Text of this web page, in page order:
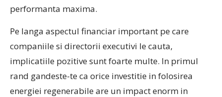
performanta maxima.
Pe langa aspectul financiar important pe care
companiile si directorii executivi le cauta,
implicatiile pozitive sunt foarte multe. In primul
rand gandeste-te ca orice investitie in folosirea
energiei regenerabile are un impact enorm in